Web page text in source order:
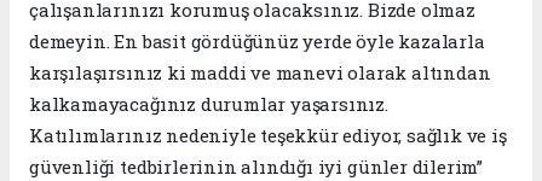
çalışanlarınızı korumuş olacaksınız. Bizde olmaz
demeyin. En basit gördüğünüz yerde öyle kazalarla
karşılaşırsınız ki maddi ve manevi olarak altından
kalkamayacağınız durumlar yaşarsınız.
Katılımlarınız nedeniyle teşekkür ediyor, sağlık ve iş
güvenliği tedbirlerinin alındığı iyi günler dilerim”